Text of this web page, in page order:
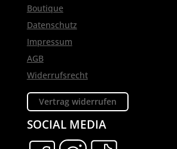
Boutique
Datenschutz
Impressum
AGB
Widerrufsrecht
Vertrag widerrufen
SOCIAL MEDIA